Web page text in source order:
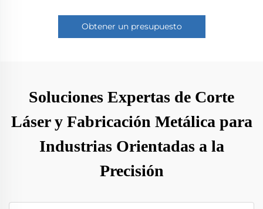
Obtener un presupuesto
Soluciones Expertas de Corte
Láser y Fabricación Metálica para
Industrias Orientadas a la
Precisión